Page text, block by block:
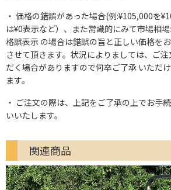
価格の錯誤があった場合(例:¥105,000を
は¥0表示など）、また常識的にみて市場相
格誤表示 の場合は錯誤の旨と正しい価格を
させて頂きます。状況によりましては、ご
だく場合がありますので何卒ご了承 いただ
ます。
ご注文の際は、上記をご了承の上でお手
いいたします。
関連商品